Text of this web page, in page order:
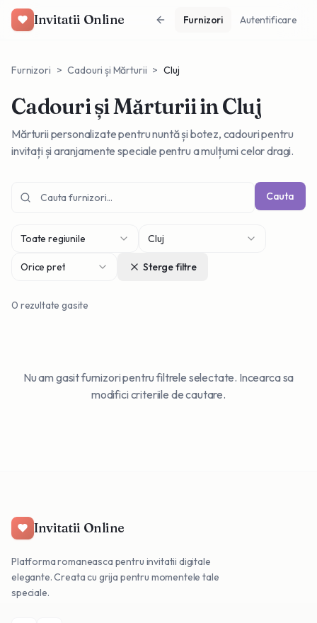
Invitatii Online Furnizori Autentificare
Furnizori > Cadouri și Mărturii > Cluj
Cadouri și Mărturiiin Cluj
Mărturii personalizate pentru nuntă și botez, cadouri pentru
invitați și aranjamente speciale pentru a mulțumi celor dragi.
Cauta
Toate regiunile Cluj
Orice pret Sterge filtre
0 rezultate gasite
Nu am gasit furnizori pentru filtrele selectate. Incearca sa
modifici criteriile de cautare.
Invitatii Online
Platforma romaneasca pentru invitatii digitale
elegante. Creata cu grija pentru momentele tale
speciale.